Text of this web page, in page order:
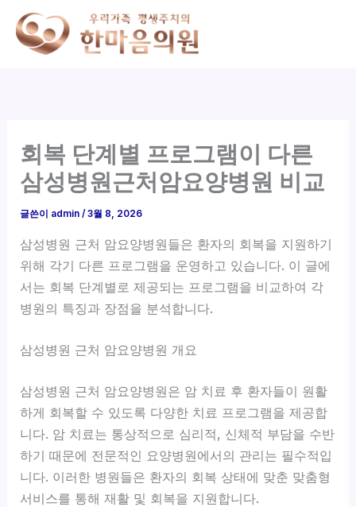
회복 단계별 프로그램이 다른
삼성병원근처암요양병원 비교
글쓴이 admin/3월 8, 2026
삼성병원 근처 암요양병원들은 환자의 회복을 지원하기
위해 각기 다른 프로그램을 운영하고 있습니다. 이 글에
서는 회복 단계별로 제공되는 프로그램을 비교하여 각
병원의 특징과 장점을 분석합니다.
삼성병원 근처 암요양병원 개요
삼성병원 근처 암요양병원은 암 치료 후 환자들이 원활
하게 회복할 수 있도록 다양한 치료 프로그램을 제공합
니다. 암 치료는 통상적으로 심리적, 신체적 부담을 수반
하기 때문에 전문적인 요양병원에서의 관리는 필수적입
니다. 이러한 병원들은 환자의 회복 상태에 맞춘 맞춤형
서비스를 통해 재활 및 회복을 지원합니다.